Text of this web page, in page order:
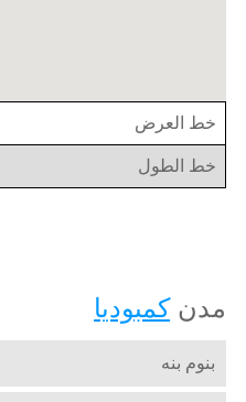
خط العرض
خط الطول
مدنكمبوديا
بنوم بنه